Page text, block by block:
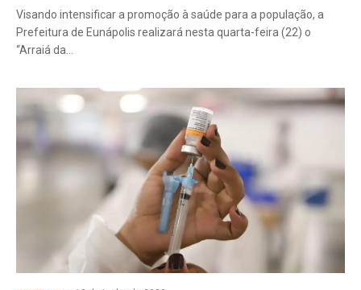
Visando intensificar a promoção à saúde para a população, a
Prefeitura de Eunápolis realizará nesta quarta-feira (22) o
“Arraiá da…